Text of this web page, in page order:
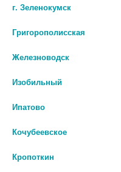
ФЛАК. П/Э СУСП.РЕКТ. 9533
шт
В КОРЗИНУ
г. Зеленокумск
Григорополисская
Железноводск
Изобильный
Ипатово
Кочубеевское
Кропоткин